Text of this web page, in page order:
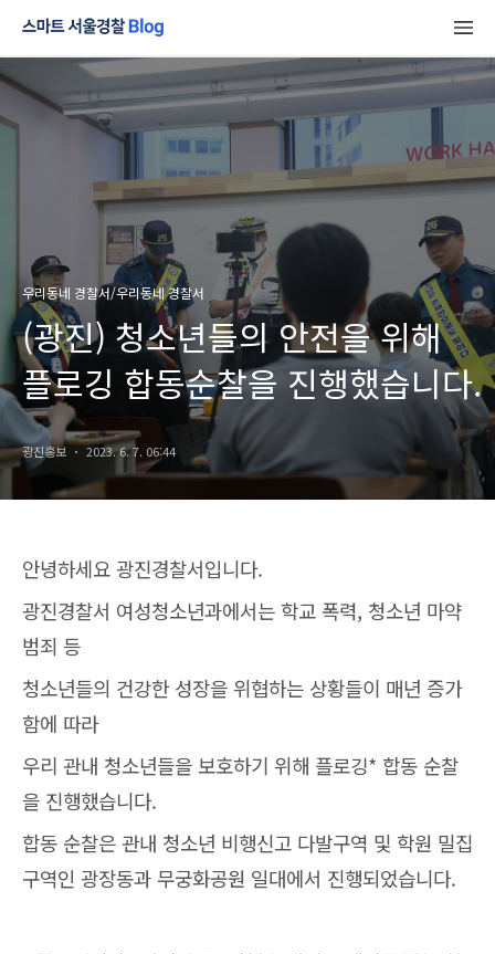
우리동네 경찰서/우리동네 경찰서
(광진) 청소년들의 안전을 위해
플로깅 합동순찰을 진행했습니다.
광진홍보 2023. 6. 7. 06:44
안녕하세요 광진경찰서입니다.
광진경찰서 여성청소년과에서는 학교 폭력, 청소년 마약
범죄 등
청소년들의 건강한 성장을 위협하는 상황들이 매년 증가
함에 따라
우리 관내 청소년들을 보호하기 위해 플로깅* 합동 순찰
을 진행했습니다.
합동 순찰은 관내 청소년 비행신고 다발구역 및 학원 밀집
구역인 광장동과 무궁화공원 일대에서 진행되었습니다.